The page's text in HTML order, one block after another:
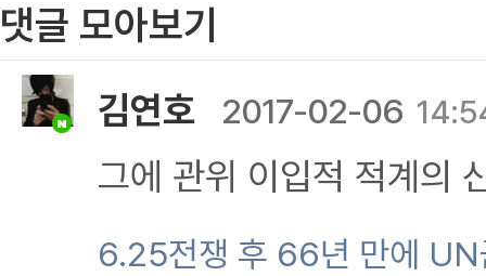
댓글 모아보기
김연호 2017-02-06
그에 관위 이입적 적계의
의 지위가 불합리한 경우
6.25전쟁 후 66년 만에 UN